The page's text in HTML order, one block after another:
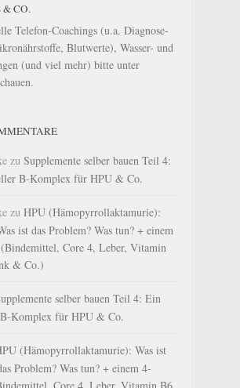
& CO.
Telefon-Coachings (u.a. Diagnose-
Blutwerte), Wasser- und
(und viel mehr) bitte unter
zu Supplemente selber bauen Teil 4:
B-Komplex für HPU & Co.
zu HPU (Hämopyrrollaktamurie):
ist das Problem? Was tun? + einem
Core 4, Leber, Vitamin
& Co.)
selber bauen Teil 4: Ein
Komplex für HPU & Co.
(Hämopyrrollaktamurie): Was ist
Problem? Was tun? + einem 4-
Core 4, Leber, Vitamin B6